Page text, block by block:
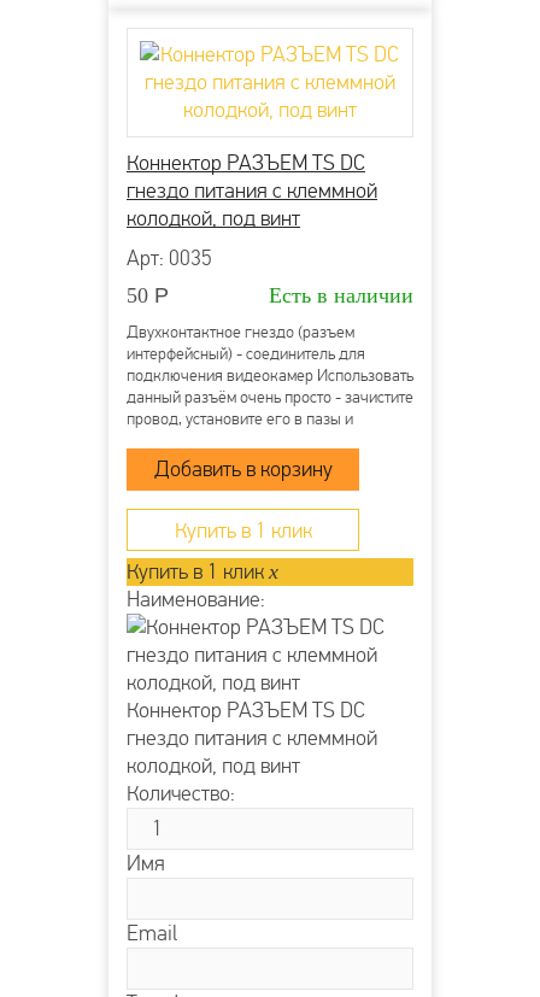
Коннектор РАЗЪЕМ TS DC
гнездо питания с клеммной
колодкой, под винт
Арт: 0035
50 Р Есть в наличии
Двухконтактное гнездо (разъем
интерфейсный) - соединитель для
подключения видеокамер Использовать
данный разъём очень просто - зачистите
провод, установите его в пазы и
надёжно зафиксирует проводник и
обеспечит прекрасный контакт. Монтаж
возможно осуществлять с...
Купить в 1 клик
Купить в 1 клик x
Наименование:
Коннектор РАЗЪЕМ TS DC
гнездо питания с клеммной
колодкой, под винт
Количество:
Имя
Email